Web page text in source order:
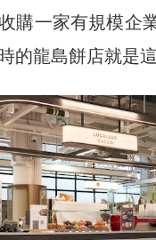
購一家有規模企
的龍島餅店就是這